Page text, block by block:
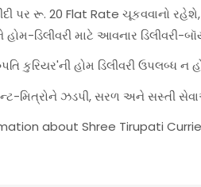
પર રૂ. 20 Flat Rate ચૂકવવાનો
ડિલીવરી માટે આવનાર ડિલીવરી-
કુરિયર'ની હોમ ડિલીવરી ઉપલબ્ધ
મિત્રોને ઝડપી, સરળ અને સસ્તી
about Shree Tirupati